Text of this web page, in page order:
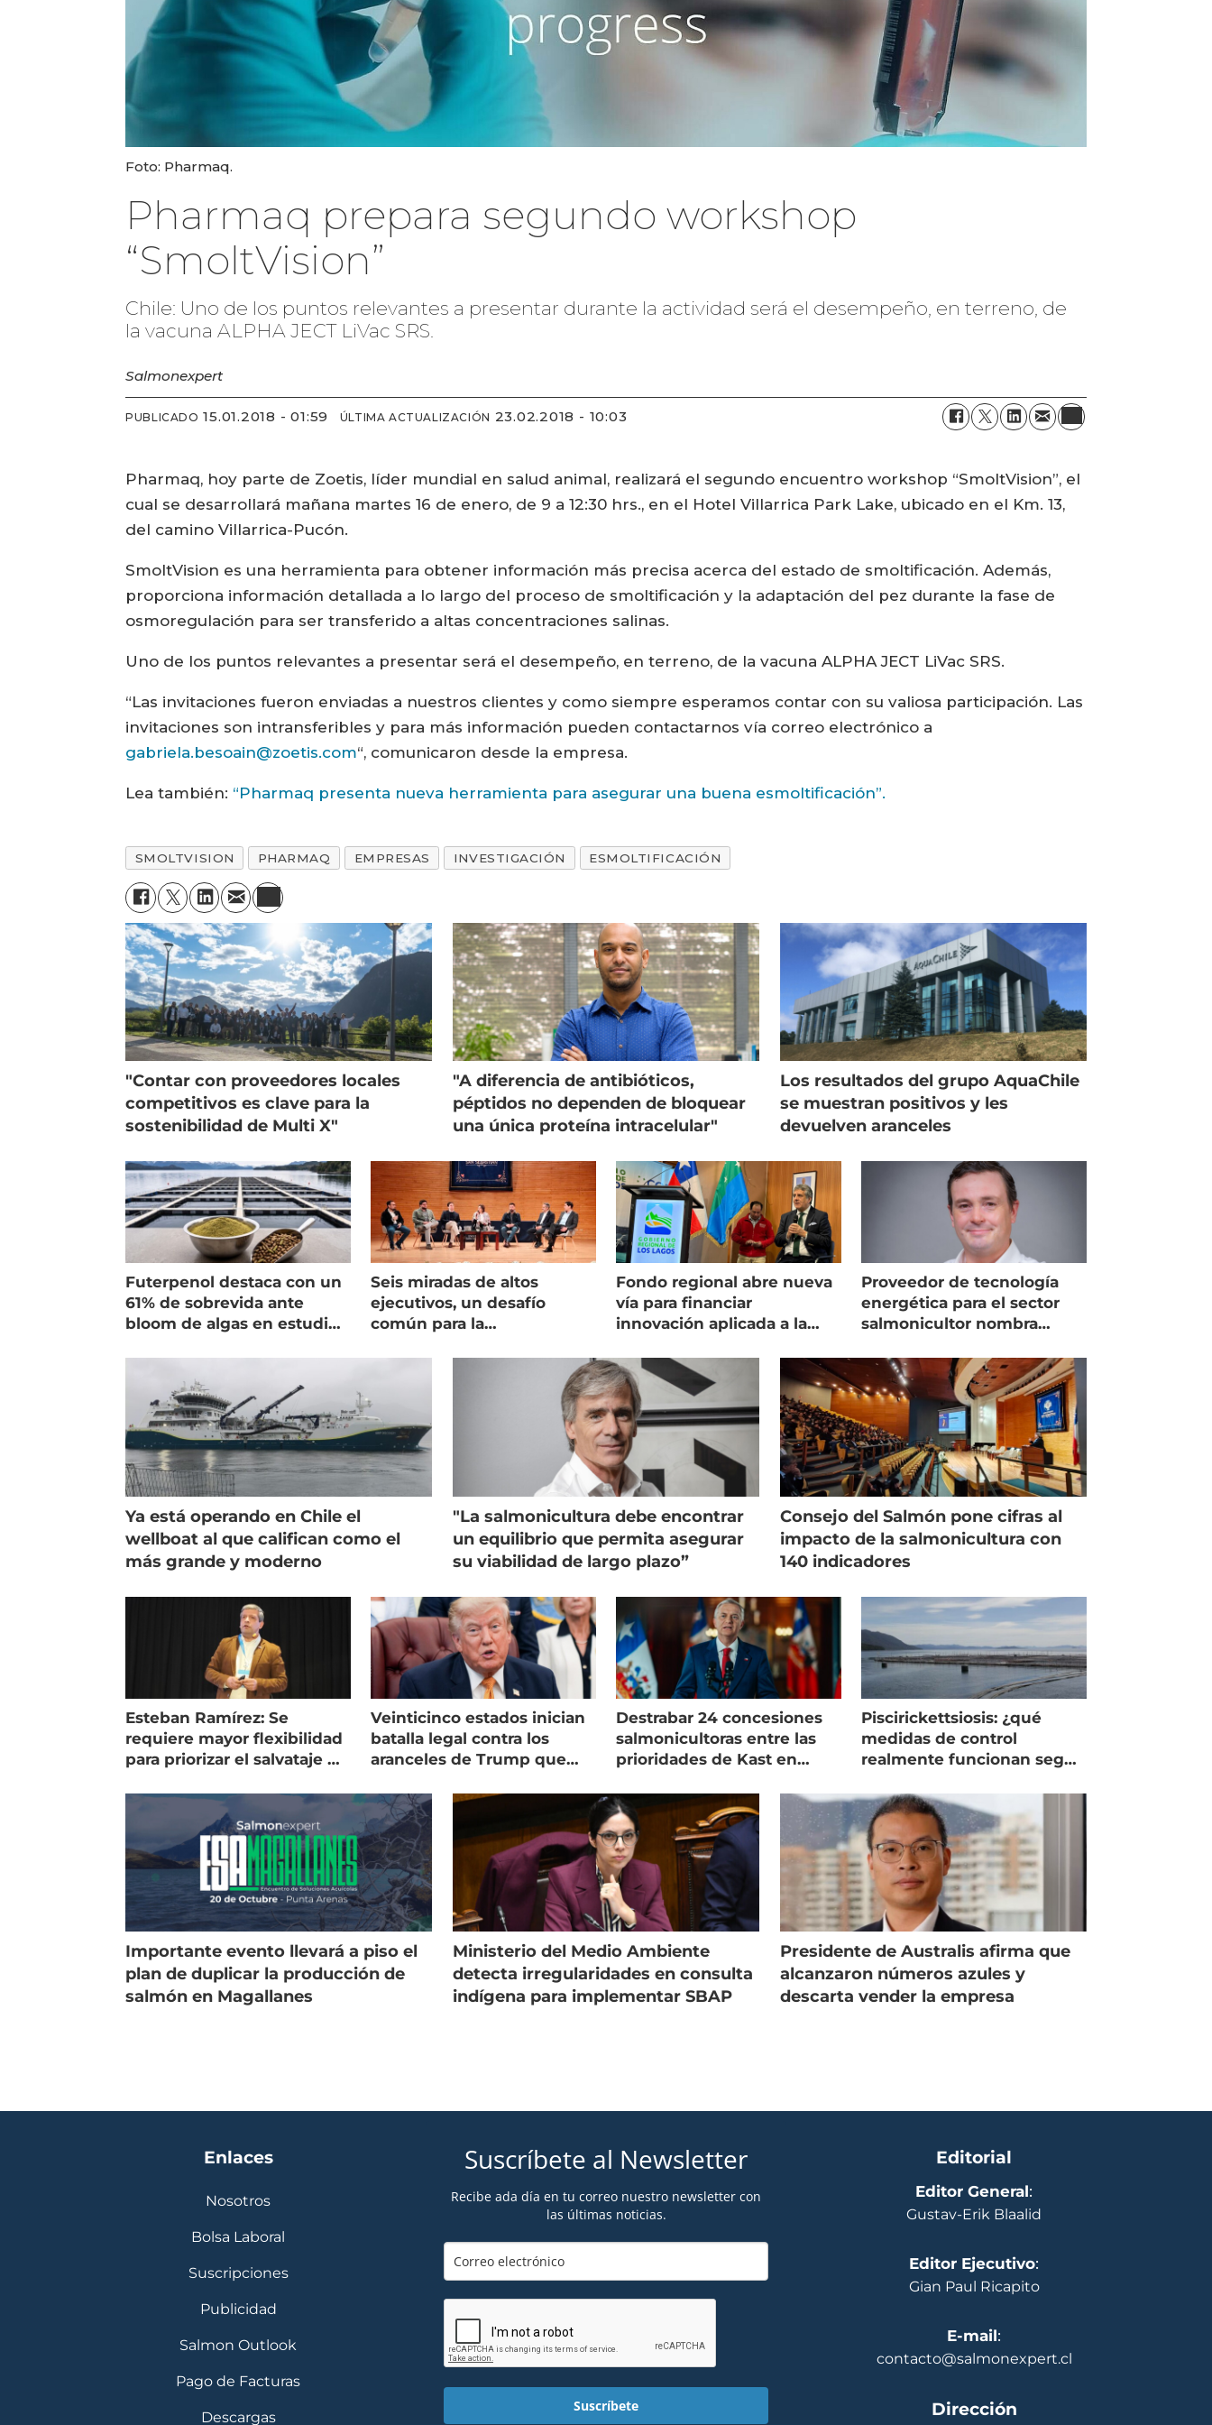
Foto: Pharmaq.
Pharmaq prepara segundo workshop
“SmoltVision”
Chile: Uno de los puntos relevantes a presentar durante la actividad será el desempeño, en terreno, de
la vacuna ALPHA JECT LiVac SRS.
Salmonexpert
PUBLICADO 15.01.2018 - 01:59 ÚLTIMA ACTUALIZACIÓN 23.02.2018 - 10:03
Pharmaq, hoy parte de Zoetis, líder mundial en salud animal, realizará el segundo encuentro workshop “SmoltVision”, el
cual se desarrollará mañana martes 16 de enero, de 9 a 12:30 hrs., en el Hotel Villarrica Park Lake, ubicado en el Km. 13,
del camino Villarrica-Pucón.
SmoltVision es una herramienta para obtener información más precisa acerca del estado de smoltificación. Además,
proporciona información detallada a lo largo del proceso de smoltificación y la adaptación del pez durante la fase de
osmoregulación para ser transferido a altas concentraciones salinas.
Uno de los puntos relevantes a presentar será el desempeño, en terreno, de la vacuna ALPHA JECT LiVac SRS.
“Las invitaciones fueron enviadas a nuestros clientes y como siempre esperamos contar con su valiosa participación. Las
invitaciones son intransferibles y para más información pueden contactarnos vía correo electrónico a
gabriela.besoain@zoetis.com“, comunicaron desde la empresa.
Lea también: “Pharmaq presenta nueva herramienta para asegurar una buena esmoltificación”.
SMOLTVISION PHARMAQ EMPRESAS INVESTIGACIÓN ESMOLTIFICACIÓN
"Contar con proveedores locales
competitivos es clave para la
sostenibilidad de Multi X"
"A diferencia de antibióticos,
péptidos no dependen de bloquear
una única proteína intracelular"
Los resultados del grupo AquaChile
se muestran positivos y les
devuelven aranceles
Futerpenol destaca con un
61% de sobrevida ante
bloom de algas en estudio
Seis miradas de altos
ejecutivos, un desafío
común para la
Fondo regional abre nueva
vía para financiar
innovación aplicada a la
Proveedor de tecnología
energética para el sector
salmonicultor nombra
Ya está operando en Chile el
wellboat al que califican como el
más grande y moderno
"La salmonicultura debe encontrar
un equilibrio que permita asegurar
su viabilidad de largo plazo”
Consejo del Salmón pone cifras al
impacto de la salmonicultura con
140 indicadores
Esteban Ramírez: Se
requiere mayor flexibilidad
para priorizar el salvataje de
Veinticinco estados inician
batalla legal contra los
aranceles de Trump que
Destrabar 24 concesiones
salmonicultoras entre las
prioridades de Kast en
Piscirickettsiosis: ¿qué
medidas de control
realmente funcionan según
Importante evento llevará a piso el
plan de duplicar la producción de
salmón en Magallanes
Ministerio del Medio Ambiente
detecta irregularidades en consulta
indígena para implementar SBAP
Presidente de Australis afirma que
alcanzaron números azules y
descarta vender la empresa
Enlaces
Nosotros
Bolsa Laboral
Suscripciones
Publicidad
Salmon Outlook
Pago de Facturas
Descargas
Suscríbete al Newsletter
Recibe ada día en tu correo nuestro newsletter con
las últimas noticias.
Suscríbete
Editorial
Editor General:
Gustav-Erik Blaalid
Editor Ejecutivo:
Gian Paul Ricapito
E-mail:
contacto@salmonexpert.cl
Dirección